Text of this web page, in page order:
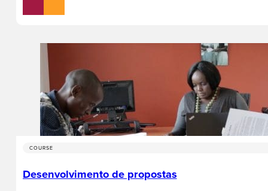
COURSE
Desenvolvimento de propostas